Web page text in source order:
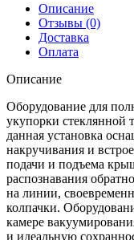
Описание
Отзывы (0)
Доставка
Оплата
Описание
Оборудование для
укупорки стеклянной
данная установка
накручивания и
подачи и подъема
распознавания
на линии,
колпачки.
камере
и идеальную